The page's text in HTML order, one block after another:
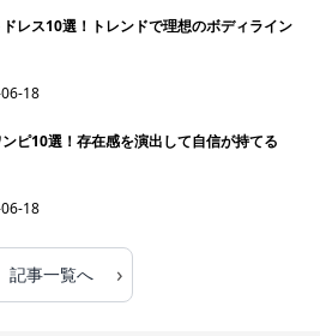
レス10選！トレンドで理想のボディライン
18
ピ10選！存在感を演出して自信が持てる
18
記事一覧へ ›